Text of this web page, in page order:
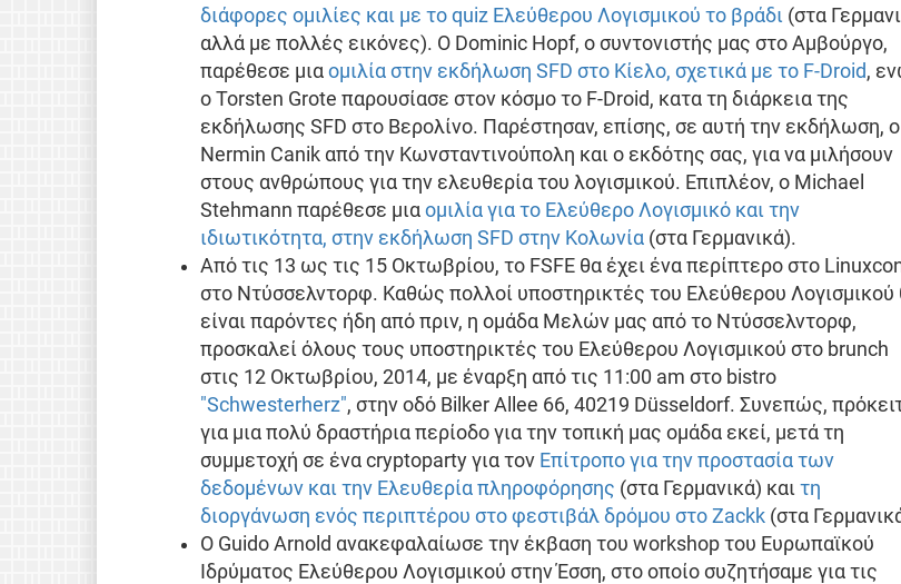
διάφορες ομιλίες και με το quiz Ελεύθερου Λογισμικού το βράδι (στα
αλλά με πολλές εικόνες). Ο Dominic Hopf, ο συντονιστής μας στο Αμβούργο,
παρέθεσε μια ομιλία στην εκδήλωση SFD στο Κίελο, σχετικά με το F-Droid,
ο Torsten Grote παρουσίασε στον κόσμο το F-Droid, κατα τη διάρκεια της
εκδήλωσης SFD στο Βερολίνο. Παρέστησαν, επίσης, σε αυτή την εκδήλωση, ο
Nermin Canik από την Κωνσταντινούπολη και ο εκδότης σας, για να μιλήσουν
στους ανθρώπους για την ελευθερία του λογισμικού. Επιπλέον, ο Michael
Stehmann παρέθεσε μια ομιλία για το Ελεύθερο Λογισμικό και την
ιδιωτικότητα, στην εκδήλωση SFD στην Κολωνία(στα Γερμανικά).
Από τις 13 ως τις 15 Οκτωβρίου, το FSFE θα έχει ένα περίπτερο στο
στο Ντύσσελντορφ. Καθώς πολλοί υποστηρικτές του Ελεύθερου Λογισμικού
είναι παρόντες ήδη από πριν, η ομάδα Μελών μας από το Ντύσσελντορφ,
προσκαλεί όλους τους υποστηρικτές του Ελεύθερου Λογισμικού στο brunch
στις 12 Οκτωβρίου, 2014, με έναρξη από τις 11:00 am στο bistro
"Schwesterherz", στην οδό Bilker Allee 66, 40219 Düsseldorf. Συνεπώς,
για μια πολύ δραστήρια περίοδο για την τοπική μας ομάδα εκεί, μετά τη
συμμετοχή σε ένα cryptoparty για τον Επίτροπο για την προστασία των
δεδομένων και την Ελευθερία πληροφόρησης (στα Γερμανικά) και τη
διοργάνωση ενός περιπτέρου στο φεστιβάλ δρόμου στο Zackk(στα
Ο Guido Arnold ανακεφαλαίωσε την έκβαση του workshop του Ευρωπαϊκού
Ιδρύματος Ελεύθερου Λογισμικού στην Έσση, στο οποίο συζητήσαμε για τις